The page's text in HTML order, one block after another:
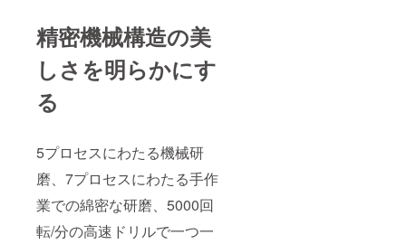
精密機械構造の美
しさを明らかにす
る
5プロセスにわたる機械研
磨、7プロセスにわたる手作
業での綿密な研磨、5000回
転/分の高速ドリルで一つ一